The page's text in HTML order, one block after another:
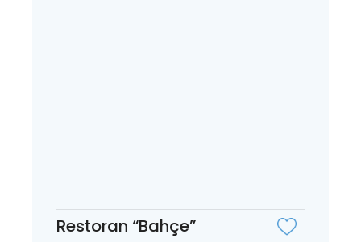
Restoran “Bahçe”